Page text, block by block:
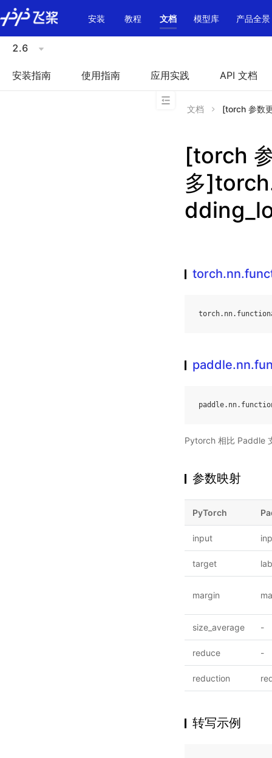
\u200E
安装
教程 文档 模型库 产品全景
2.6
安装指南 使用指南 应用实践 API 文档
文档 [torch 参数
[torch
多
torch. nn.
paddle. nn.
Pytorch 相比 Paddle
参数映射
PyTorch
input
target
margin
size_average -
reduce -
reduction
转写示例